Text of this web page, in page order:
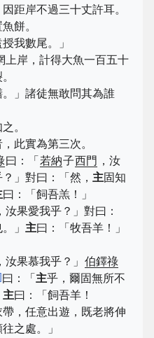
距岸不過三十丈許耳。
餅。
我數尾。」
上岸，計得大魚一百五十
」諸徒無敢問其為誰
。
此實為第三次。
曰：「 若納子西門 ，汝
」對曰：「然，主固知
曰：「飼吾羔！」
，汝果愛我乎？」對曰：
。」主曰：「牧吾羊！」
，汝果慕我乎？」 伯鐸祿
] 曰：「主乎，爾固無所不
主曰：「飼吾羊！
，任意出遊，既老將伸
之處。」